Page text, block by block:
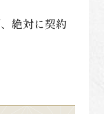
絶対に契約